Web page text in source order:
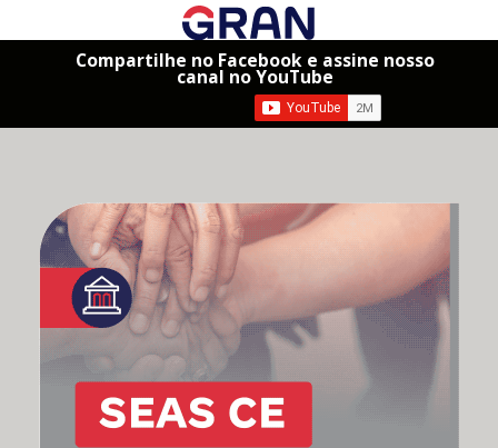
Compartilhe no Facebook e assine nosso
canal no YouTube